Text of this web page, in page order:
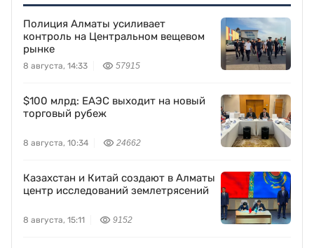
Полиция Алматы усиливает
контроль на Центральном вещевом
рынке
8 августа, 14:33 57915
$100 млрд: ЕАЭС выходит на новый
торговый рубеж
8 августа, 10:34 24662
Казахстан и Китай создают в Алматы
центр исследований землетрясений
8 августа, 15:11 9152